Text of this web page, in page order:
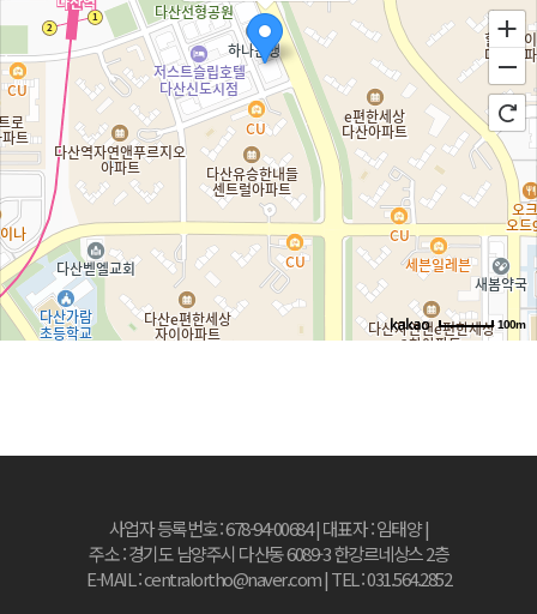
100m
사업자 등록번호 : 678-94-00684 | 대표자 : 임태양 |
주소 : 경기도 남양주시 다산동 6089-3 한강르네상스 2층
E-MAIL : centralortho@naver.com | TEL : 031.564.2852